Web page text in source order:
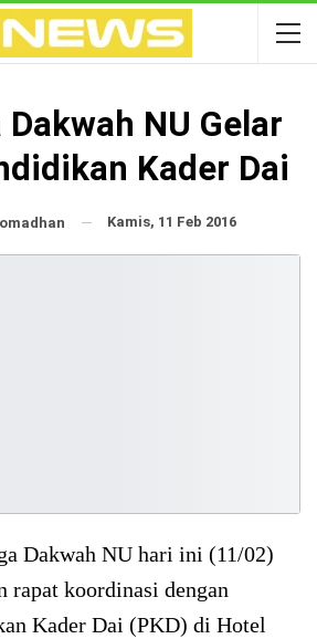
NU Gelar
Kader Dai
Kamis, 11 Feb 2016
Dakwah NU hari ini (11/02)
rapat koordinasi dengan
Kader Dai (PKD) di Hotel